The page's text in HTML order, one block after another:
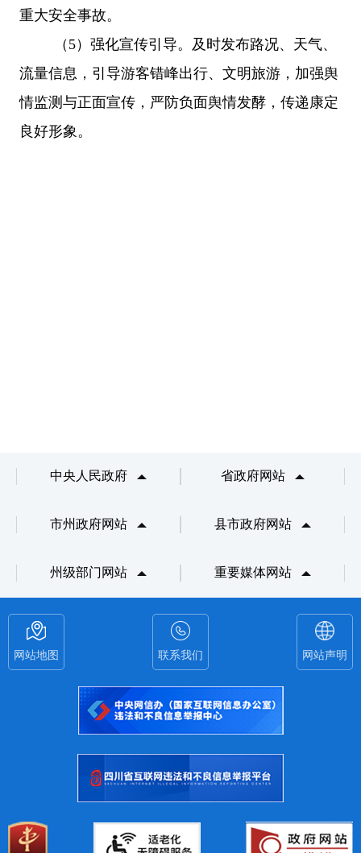
重大安全事故。
（ 5）强化宣传引导。及时发布路况、天气、
流量信息，引导游客错峰出行、文明旅游，加强舆
情监测与正面宣传，严防负面舆情发酵，传递康定
良好形象。
中央人民政府 省政府网站
市州政府网站 县市政府网站
州级部门网站 重要媒体网站
网站地图 联系我们 网站声明